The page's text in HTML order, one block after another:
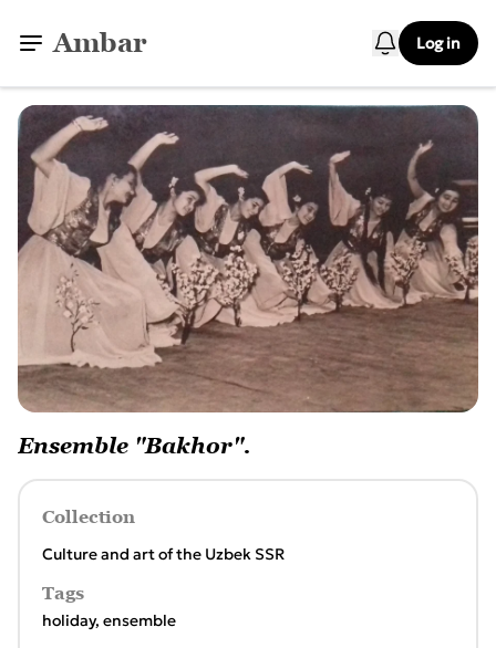
Ambar Log in
Ensemble "Bakhor".
Collection
Culture and art of the Uzbek SSR
Tags
holiday, ensemble